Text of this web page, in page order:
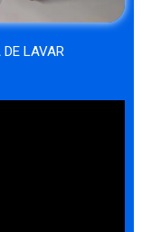
DE LAVAR